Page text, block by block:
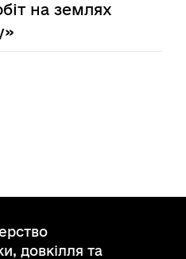
на землях
довкілля та